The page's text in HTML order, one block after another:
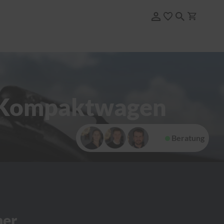
Beratung